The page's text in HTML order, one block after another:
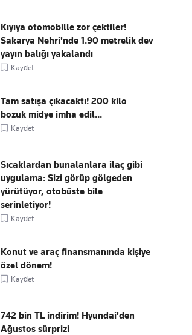
Kıyıya otomobille zor çektiler!
Sakarya Nehri'nde 1.90 metrelik dev
yayın balığı yakalandı
Kaydet
Tam satışa çıkacaktı! 200 kilo
bozuk midye imha edil...
Kaydet
Sıcaklardan bunalanlara ilaç gibi
uygulama: Sizi görüp gölgeden
yürütüyor, otobüste bile
serinletiyor!
Kaydet
Konut ve araç finansmanında kişiye
özel dönem!
Kaydet
742 bin TL indirim! Hyundai'den
Ağustos sürprizi